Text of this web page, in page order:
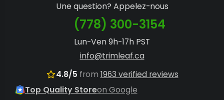
Une question? Appelez-nous
(778) 300-3154
Lun-Ven 9h-17h PST
info@trimleaf.ca
4.8/5 from 1963 verified reviews
Top Quality Storeon Google